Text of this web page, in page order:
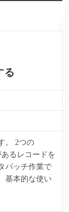
る
。 2つの
るレコードを
パッチ作業で
基本的な使い